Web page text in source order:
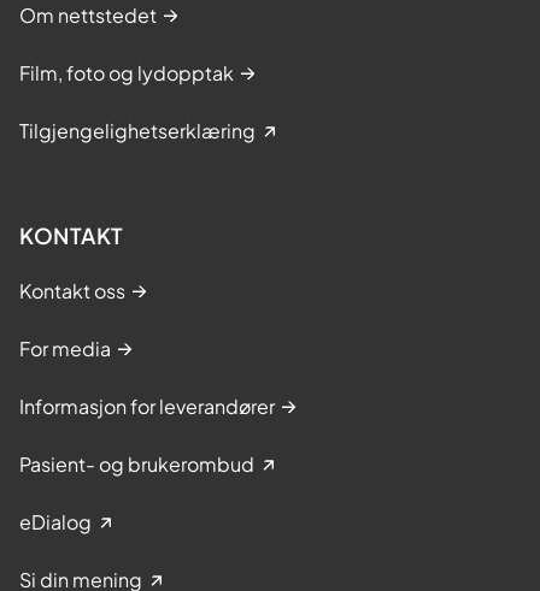
Om nettstedet
Film, foto og lydopptak
Tilgjengelighetserklæring
KONTAKT
Kontakt oss
For media
Informasjon for leverandører
Pasient- og brukerombud
eDialog
Si din mening